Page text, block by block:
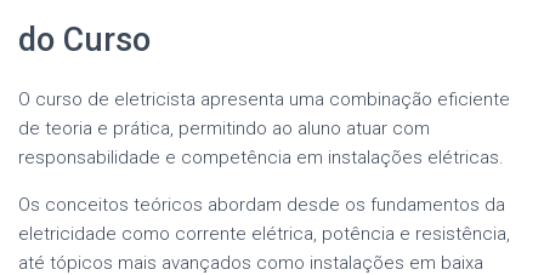
do Curso
O curso de eletricista apresenta uma combinação eficiente
de teoria e prática, permitindo ao aluno atuar com
responsabilidade e competência em instalações elétricas.
Os conceitos teóricos abordam desde os fundamentos da
eletricidade como corrente elétrica, potência e resistência,
até tópicos mais avançados como instalações em baixa